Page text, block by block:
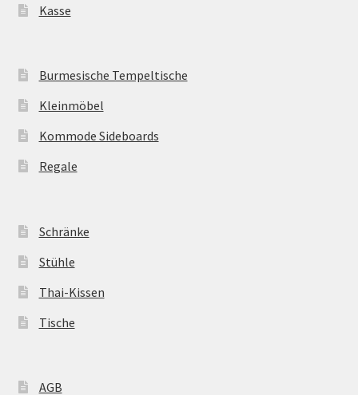
Kasse
Burmesische Tempeltische
Kleinmöbel
Kommode Sideboards
Regale
Schränke
Stühle
Thai-Kissen
Tische
AGB